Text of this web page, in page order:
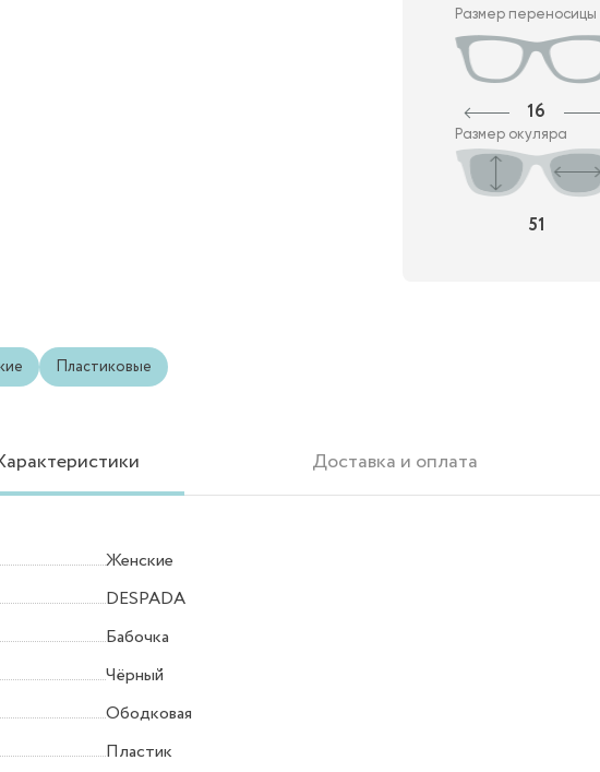
Размер переносицы
16
Размер окуляра
51
Пластиковые
Доставка и оплата
Женские
DESPADA
Бабочка
Чёрный
Ободковая
Пластик